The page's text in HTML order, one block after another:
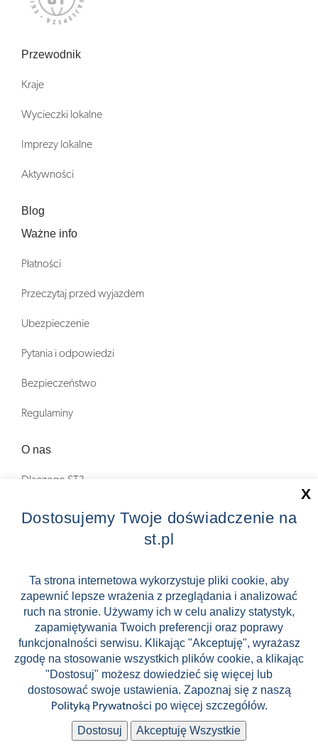
Przewodnik
Kraje
Wycieczki lokalne
Imprezy lokalne
Aktywności
Blog
Ważne info
Płatności
Przeczytaj przed wyjazdem
Ubezpieczenie
Pytania i odpowiedzi
Bezpieczeństwo
Regulaminy
O nas
Dlaczego ST?
Zostań Pilotem wycieczek!
Zniżki
FAQ
ST INCENTIVE
Stock images by Depositphotos
🛸
Dostosujemy Twoje doświadczenie na
st.pl
Ta strona internetowa wykorzystuje pliki cookie, aby
zapewnić lepsze wrażenia z przeglądania i analizować
ruch na stronie. Używamy ich w celu analizy statystyk,
zapamiętywania Twoich preferencji oraz poprawy
funkcjonalności serwisu. Klikając "Akceptuję", wyrażasz
zgodę na stosowanie wszystkich plików cookie, a klikając
"Dostosuj" możesz dowiedzieć się więcej lub
dostosować swoje ustawienia. Zapoznaj się z naszą
Polityką Prywatności po więcej szczegółów.
Dostosuj Akceptuję Wszystkie
X